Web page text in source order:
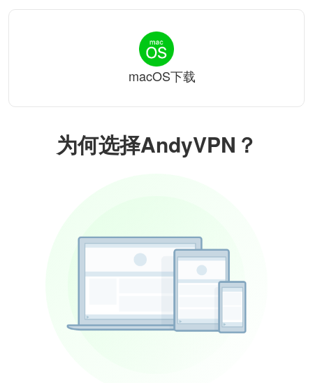
为何选择AndyVPN？
macOS下载